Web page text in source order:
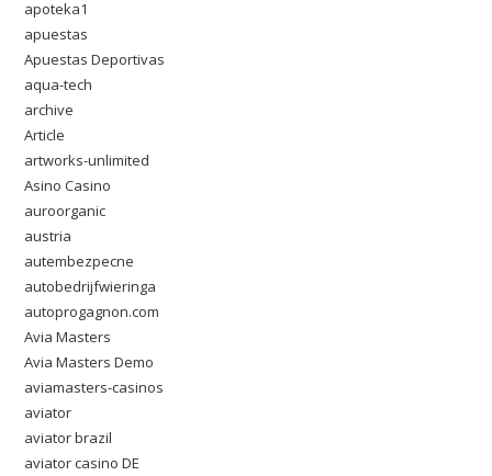
apoteka1
apuestas
Apuestas Deportivas
aqua-tech
archive
Article
artworks-unlimited
Asino Casino
auroorganic
austria
autembezpecne
autobedrijfwieringa
autoprogagnon.com
Avia Masters
Avia Masters Demo
aviamasters-casinos
aviator
aviator brazil
aviator casino DE